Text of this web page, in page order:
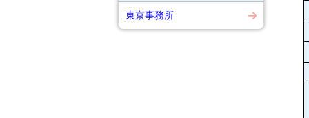
東京事務所